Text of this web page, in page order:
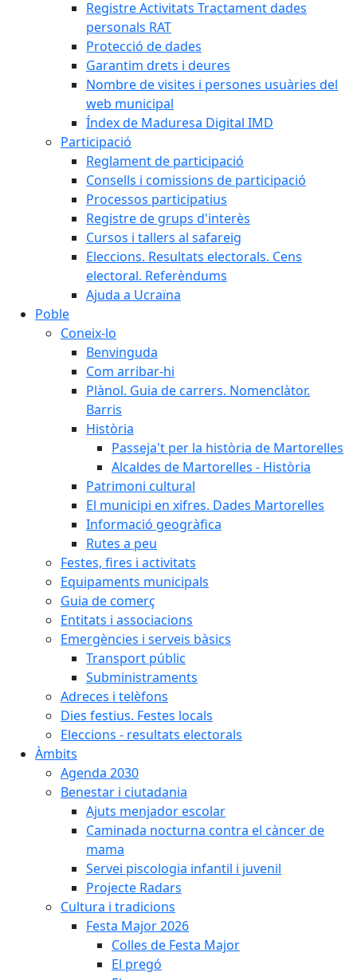
Registre Activitats Tractament dades
personals RAT
Protecció de dades
Garantim drets i deures
Nombre de visites i persones usuàries del
web municipal
Índex de Maduresa Digital IMD
Participació
Reglament de participació
Consells i comissions de participació
Processos participatius
Registre de grups d'interès
Cursos i tallers al safareig
Eleccions. Resultats electorals. Cens
electoral. Referèndums
Ajuda a Ucraïna
Poble
Coneix-lo
Benvinguda
Com arribar-hi
Plànol. Guia de carrers. Nomenclàtor.
Barris
Història
Passeja't per la història de Martorelles
Alcaldes de Martorelles - Història
Patrimoni cultural
El municipi en xifres. Dades Martorelles
Informació geogràfica
Rutes a peu
Festes, fires i activitats
Equipaments municipals
Guia de comerç
Entitats i associacions
Emergències i serveis bàsics
Transport públic
Subministraments
Adreces i telèfons
Dies festius. Festes locals
Eleccions - resultats electorals
Àmbits
Agenda 2030
Benestar i ciutadania
Ajuts menjador escolar
Caminada nocturna contra el càncer de
mama
Servei piscologia infantil i juvenil
Projecte Radars
Cultura i tradicions
Festa Major 2026
Colles de Festa Major
El pregó